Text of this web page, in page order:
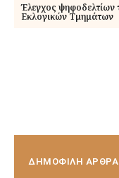
Έλεγχος ψηφοδελτίων
Εκλογικών Τμημάτων
ΔΗΜΟΦΙΛΗ ΑΡΘΡΑ